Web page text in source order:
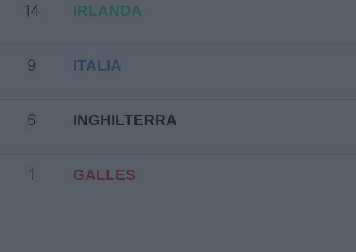
14 IRLANDA
9 ITALIA
6 INGHILTERRA
1 GALLES